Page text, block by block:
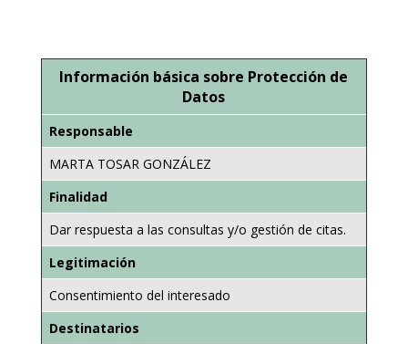
Información básica sobre Protección de
Datos
Responsable
MARTA TOSAR GONZÁLEZ
Finalidad
Dar respuesta a las consultas y/o gestión de citas.
Legitimación
Consentimiento del interesado
Destinatarios